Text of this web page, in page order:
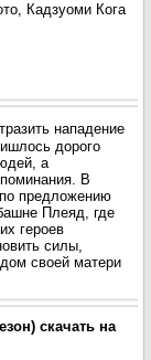
Кадзуоми Кога
нападение
дорого
а
В
предложению
Плеяд, где
героев
силы,
своей матери
скачать на